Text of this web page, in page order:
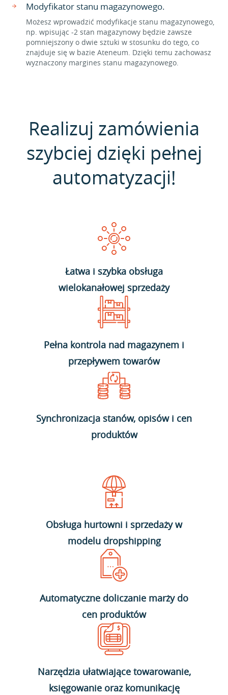
Modyfikator stanu magazynowego.
Możesz wprowadzić modyfikacje stanu magazynowego,
np. wpisując -2 stan magazynowy będzie zawsze
pomniejszony o dwie sztuki w stosunku do tego, co
znajduje się w bazie Ateneum. Dzięki temu zachowasz
wyznaczony margines stanu magazynowego.
Realizuj zamówienia
szybciej dzięki pełnej
automatyzacji!
Łatwa i szybka obsługa
wielokanałowej sprzedaży
Pełna kontrola nad magazynem i
przepływem towarów
Synchronizacja stanów, opisów i cen
produktów
Obsługa hurtowni i sprzedaży w
modelu dropshipping
Automatyczne doliczanie marży do
cen produktów
Narzędzia ułatwiające towarowanie,
księgowanie oraz komunikację